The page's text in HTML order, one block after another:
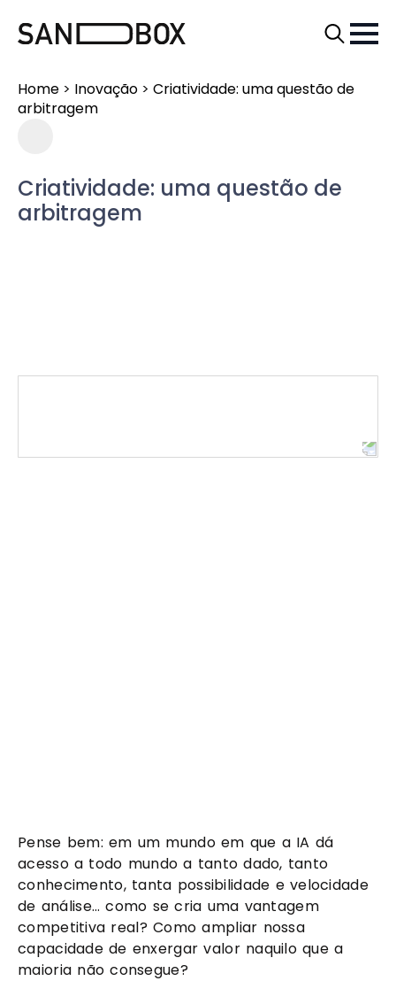
Home > Inovação > Criatividade: uma questão de
arbitragem
Criatividade: uma questão de
arbitragem
Pense bem: em um mundo em que a IA dá
acesso a todo mundo a tanto dado, tanto
conhecimento, tanta possibilidade e velocidade
de análise… como se cria uma vantagem
competitiva real? Como ampliar nossa
capacidade de enxergar valor naquilo que a
maioria não consegue?